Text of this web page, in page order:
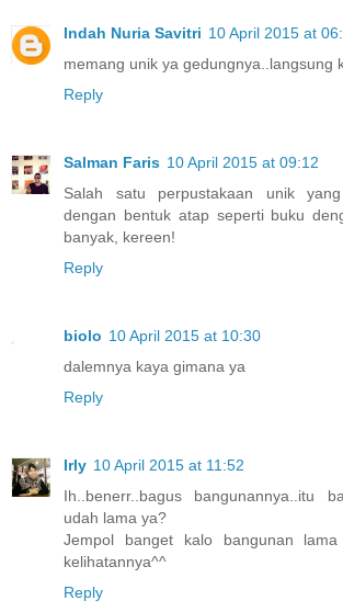
Indah Nuria Savitri 10 April 2015 at
memang unik ya gedungnya..langsung
Reply
Salman Faris 10 April 2015 at 09:12
Salah satu perpustakaan unik
dengan bentuk atap seperti buku
banyak, kereen!
Reply
biolo 10 April 2015 at 10:30
dalemnya kaya gimana ya
Reply
Irly 10 April 2015 at 11:52
Ih..benerr..bagus bangunannya..itu
udah lama ya?
Jempol banget kalo bangunan
kelihatannya^^
Reply